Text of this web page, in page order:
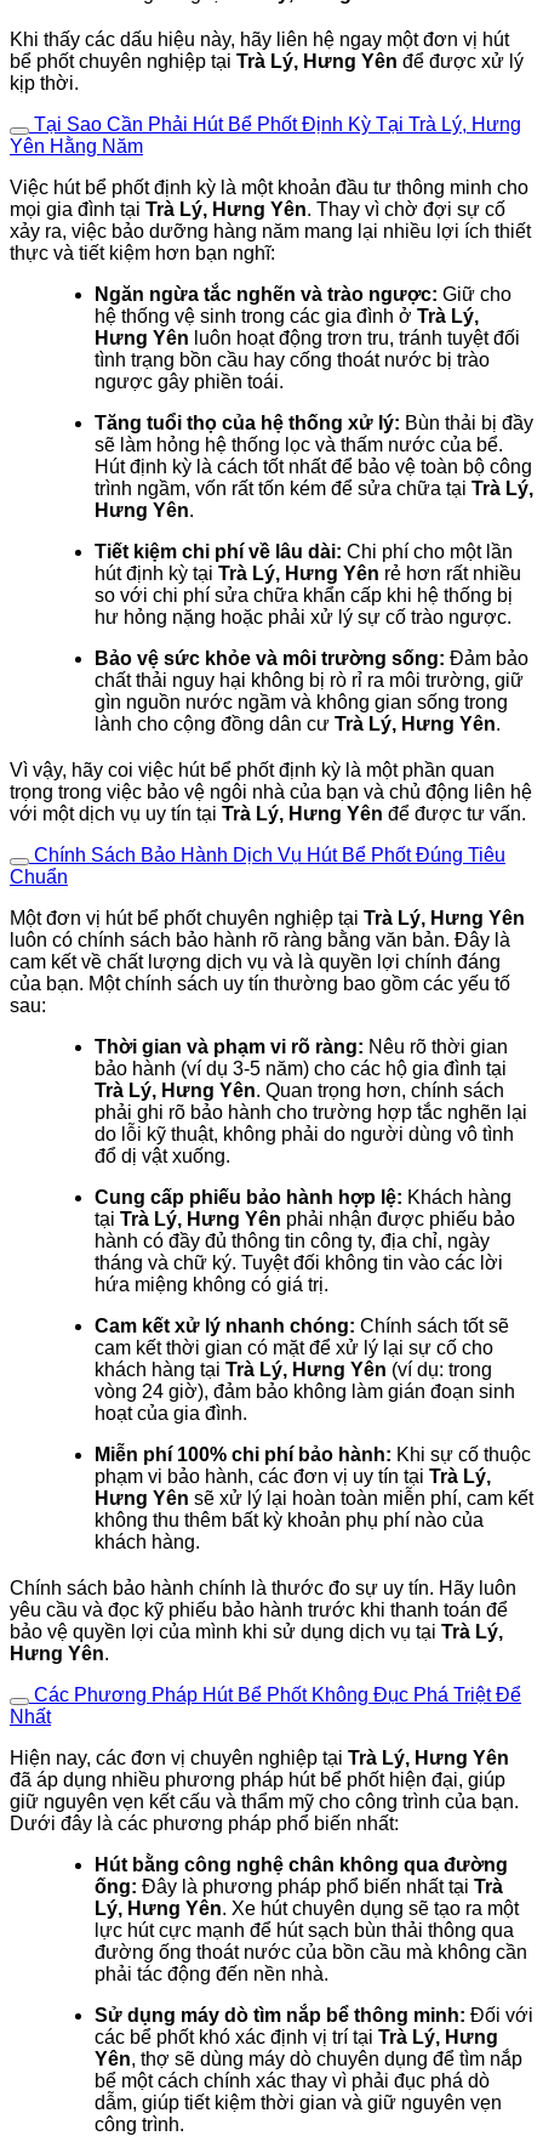
Khi thấy các dấu hiệu này, hãy liên hệ ngay một đơn vị hút
bể phốt chuyên nghiệp tại Trà Lý, Hưng Yên để được xử lý
kịp thời.
Tại Sao Cần Phải Hút Bể Phốt Định Kỳ Tại Trà Lý, Hưng
Yên Hằng Năm
Việc hút bể phốt định kỳ là một khoản đầu tư thông minh cho
mọi gia đình tại Trà Lý, Hưng Yên. Thay vì chờ đợi sự cố
xảy ra, việc bảo dưỡng hàng năm mang lại nhiều lợi ích thiết
thực và tiết kiệm hơn bạn nghĩ:
Ngăn ngừa tắc nghẽn và trào ngược: Giữ cho
hệ thống vệ sinh trong các gia đình ở Trà Lý,
Hưng Yên luôn hoạt động trơn tru, tránh tuyệt đối
tình trạng bồn cầu hay cống thoát nước bị trào
ngược gây phiền toái.
Tăng tuổi thọ của hệ thống xử lý: Bùn thải bị đầy
sẽ làm hỏng hệ thống lọc và thấm nước của bể.
Hút định kỳ là cách tốt nhất để bảo vệ toàn bộ công
trình ngầm, vốn rất tốn kém để sửa chữa tại Trà Lý,
Hưng Yên.
Tiết kiệm chi phí về lâu dài: Chi phí cho một lần
hút định kỳ tại Trà Lý, Hưng Yên rẻ hơn rất nhiều
so với chi phí sửa chữa khẩn cấp khi hệ thống bị
hư hỏng nặng hoặc phải xử lý sự cố trào ngược.
Bảo vệ sức khỏe và môi trường sống: Đảm bảo
chất thải nguy hại không bị rò rỉ ra môi trường, giữ
gìn nguồn nước ngầm và không gian sống trong
lành cho cộng đồng dân cư Trà Lý, Hưng Yên.
Vì vậy, hãy coi việc hút bể phốt định kỳ là một phần quan
trọng trong việc bảo vệ ngôi nhà của bạn và chủ động liên hệ
với một dịch vụ uy tín tại Trà Lý, Hưng Yên để được tư vấn.
Chính Sách Bảo Hành Dịch Vụ Hút Bể Phốt Đúng Tiêu
Chuẩn
Một đơn vị hút bể phốt chuyên nghiệp tại Trà Lý, Hưng Yên
luôn có chính sách bảo hành rõ ràng bằng văn bản. Đây là
cam kết về chất lượng dịch vụ và là quyền lợi chính đáng
của bạn. Một chính sách uy tín thường bao gồm các yếu tố
sau:
Thời gian và phạm vi rõ ràng: Nêu rõ thời gian
bảo hành (ví dụ 3-5 năm) cho các hộ gia đình tại
Trà Lý, Hưng Yên. Quan trọng hơn, chính sách
phải ghi rõ bảo hành cho trường hợp tắc nghẽn lại
do lỗi kỹ thuật, không phải do người dùng vô tình
đổ dị vật xuống.
Cung cấp phiếu bảo hành hợp lệ: Khách hàng
tại Trà Lý, Hưng Yên phải nhận được phiếu bảo
hành có đầy đủ thông tin công ty, địa chỉ, ngày
tháng và chữ ký. Tuyệt đối không tin vào các lời
hứa miệng không có giá trị.
Cam kết xử lý nhanh chóng: Chính sách tốt sẽ
cam kết thời gian có mặt để xử lý lại sự cố cho
khách hàng tại Trà Lý, Hưng Yên (ví dụ: trong
vòng 24 giờ), đảm bảo không làm gián đoạn sinh
hoạt của gia đình.
Miễn phí 100% chi phí bảo hành: Khi sự cố thuộc
phạm vi bảo hành, các đơn vị uy tín tại Trà Lý,
Hưng Yên sẽ xử lý lại hoàn toàn miễn phí, cam kết
không thu thêm bất kỳ khoản phụ phí nào của
khách hàng.
Chính sách bảo hành chính là thước đo sự uy tín. Hãy luôn
yêu cầu và đọc kỹ phiếu bảo hành trước khi thanh toán để
bảo vệ quyền lợi của mình khi sử dụng dịch vụ tại Trà Lý,
Hưng Yên.
Các Phương Pháp Hút Bể Phốt Không Đục Phá Triệt Để
Nhất
Hiện nay, các đơn vị chuyên nghiệp tại Trà Lý, Hưng Yên
đã áp dụng nhiều phương pháp hút bể phốt hiện đại, giúp
giữ nguyên vẹn kết cấu và thẩm mỹ cho công trình của bạn.
Dưới đây là các phương pháp phổ biến nhất:
Hút bằng công nghệ chân không qua đường
ống: Đây là phương pháp phổ biến nhất tại Trà
Lý, Hưng Yên. Xe hút chuyên dụng sẽ tạo ra một
lực hút cực mạnh để hút sạch bùn thải thông qua
đường ống thoát nước của bồn cầu mà không cần
phải tác động đến nền nhà.
Sử dụng máy dò tìm nắp bể thông minh: Đối với
các bể phốt khó xác định vị trí tại Trà Lý, Hưng
Yên, thợ sẽ dùng máy dò chuyên dụng để tìm nắp
bể một cách chính xác thay vì phải đục phá dò
dẫm, giúp tiết kiệm thời gian và giữ nguyên vẹn
công trình.